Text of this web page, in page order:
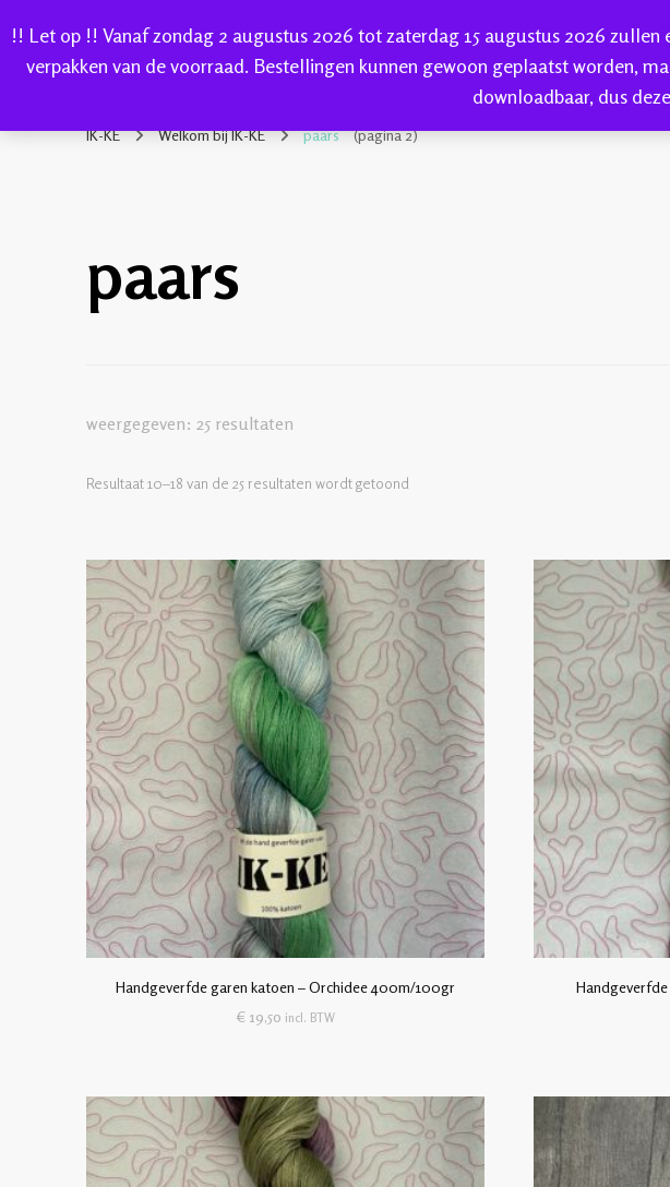
!! Let op !! Vanaf zondag 2 augustus 2026 tot zaterdag 15 augustus 2026
verpakken van de voorraad. Bestellingen kunnen gewoon geplaatst worden,
downloadbaar, dus
webshop voor handgeverfde garen 100% katoen en sokkenwol
IK-KE Welkom bij IK-KE paars (pagina 2)
paars
weergegeven: 25 resultaten
Resultaat 10–18 van de 25 resultaten wordt getoond
Handgeverfde garen katoen – Orchidee 400m/100gr
€ 19,50 incl. BTW